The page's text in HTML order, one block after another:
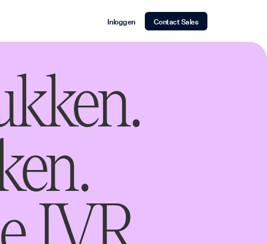
Inloggen Contact Sales